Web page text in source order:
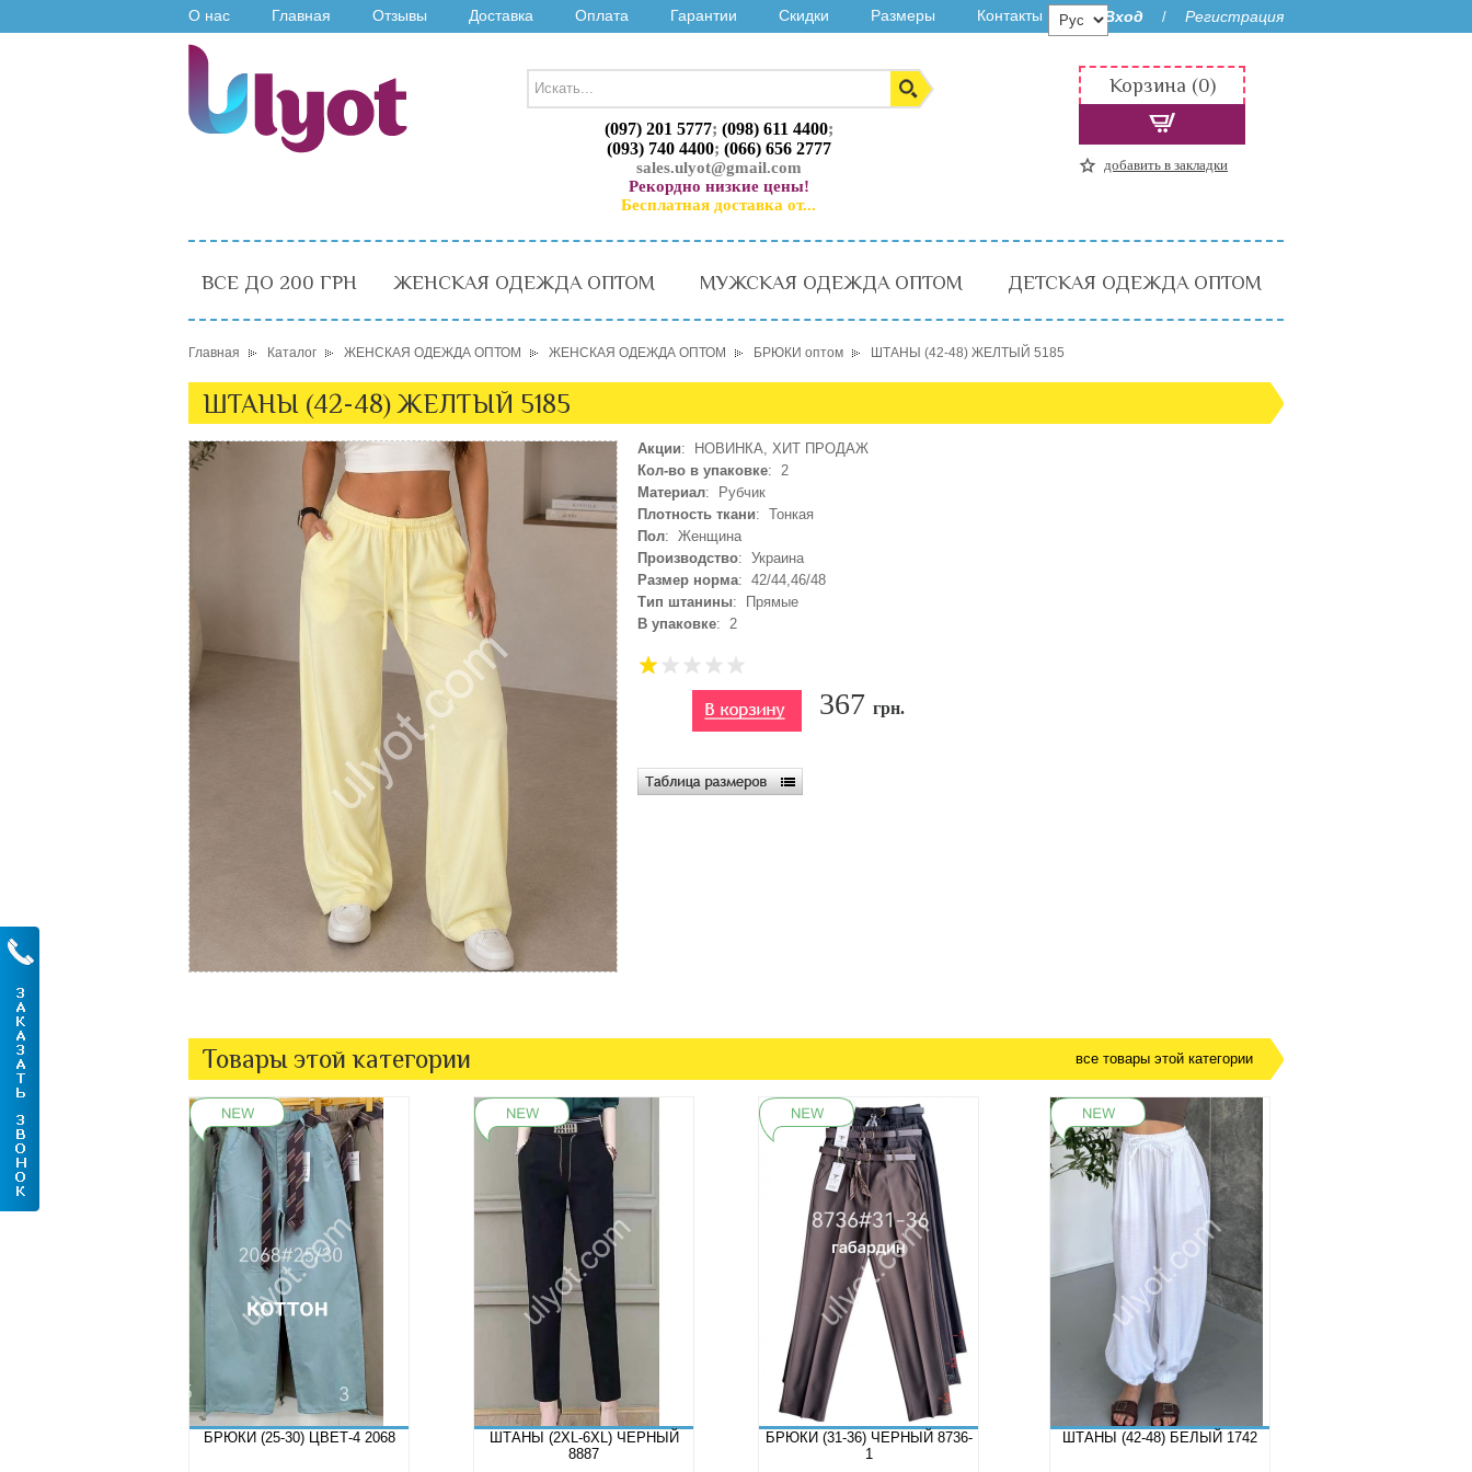
О нас Главная Отзывы Доставка Оплата Гарантии Скидки Размеры Контакты Вход / Регистрация
(097) 201 5777; (098) 611 4400;
(093) 740 4400; (066) 656 2777
sales.ulyot@gmail.com
Рекордно низкие цены!
Бесплатная доставка от...
Корзина (0)
добавить в закладки
ВСЕ ДО 200 ГРН ЖЕНСКАЯ ОДЕЖДА ОПТОМ МУЖСКАЯ ОДЕЖДА ОПТОМ ДЕТСКАЯ ОДЕЖДА ОПТОМ
Главная Каталог ЖЕНСКАЯ ОДЕЖДА ОПТОМ ЖЕНСКАЯ ОДЕЖДА ОПТОМ БРЮКИ оптом ШТАНЫ (42-48) ЖЕЛТЫЙ 5185
ШТАНЫ (42-48) ЖЕЛТЫЙ 5185
Акции: НОВИНКА, ХИТ ПРОДАЖ
Кол-во в упаковке: 2
Материал: Рубчик
Плотность ткани: Тонкая
Пол: Женщина
Производство: Украина
Размер норма: 42/44,46/48
Тип штанины: Прямые
В упаковке: 2
367 грн.
Товары этой категории все товары этой категории
БРЮКИ (25-30) ЦВЕТ-4 2068
ШТАНЫ (2XL-6XL) ЧЕРНЫЙ
8887
БРЮКИ (31-36) ЧЕРНЫЙ 8736-
1
ШТАНЫ (42-48) БЕЛЫЙ 1742